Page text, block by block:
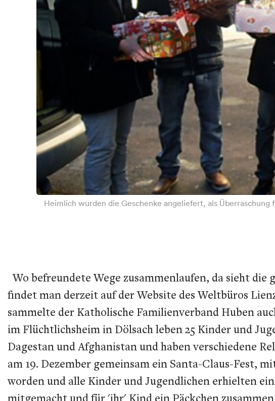
Heimlich wurden die Geschenke angeliefert, als Überraschung
Wo befreundete Wege zusammenlaufen, da sieht
findet man derzeit auf der Website des Weltbüros
sammelte der Katholische Familienverband Huben
im Flüchtlichsheim in Dölsach leben 25 Kinder und
Dagestan und Afghanistan und haben verschiedene
am 19. Dezember gemeinsam ein Santa-Claus-Fest,
worden und alle Kinder und Jugendlichen erhielten
mitgemacht und für 'ihr' Kind ein Päckchen